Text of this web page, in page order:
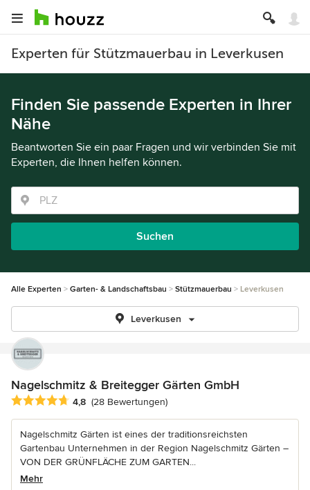
Experten für Stützmauerbau in Leverkusen
Finden Sie passende Experten in Ihrer
Nähe
Beantworten Sie ein paar Fragen und wir verbinden Sie mit
Experten, die Ihnen helfen können.
Suchen
Alle Experten Garten- & Landschaftsbau Stützmauerbau Leverkusen
Leverkusen
Nagelschmitz & Breitegger Gärten GmbH
Durchschnittliche Bewertung: 4.8 von 5 Sternen
4,8 (28 Bewertungen)
Nagelschmitz Gärten ist eines der traditionsreichsten
Gartenbau Unternehmen in der Region Nagelschmitz Gärten –
VON DER GRÜNFLÄCHE ZUM GARTEN...
Mehr